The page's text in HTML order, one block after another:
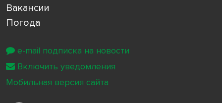
Вакансии
Погода
e-mail подписка на новости
Включить уведомления
Мобильная версия сайта